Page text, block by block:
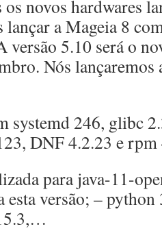
novos hardwares
lançar a Mageia 8
versão 5.10 será o
Nós lançaremos
systemd 246, glibc
DNF 4.2.23 e
para java-11-
esta versão; –